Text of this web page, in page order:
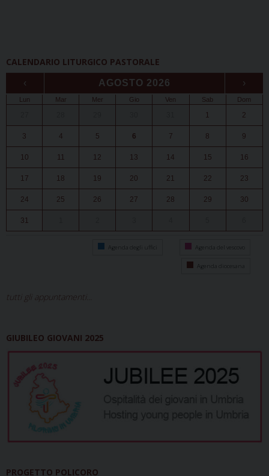
CALENDARIO LITURGICO PASTORALE
‹ AGOSTO 2026 ›
Lun Mar Mer Gio Ven Sab Dom
1 2
3 4 5 6 7 8 9
10 11 12 13 14 15 16
17 18 19 20 21 22 23
24 25 26 27 28 29 30
31
Agenda degli uffici Agenda del vescovo
Agenda diocesana
tutti gli appuntamenti...
GIUBILEO GIOVANI 2025
PROGETTO POLICORO